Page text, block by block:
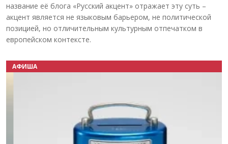
название её блога «Русский акцент» отражает эту суть –
акцент является не языковым барьером, не политической
позицией, но отличительным культурным отпечатком в
европейском контексте.
АФИША